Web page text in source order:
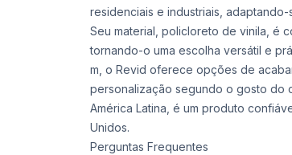
residenciais e industriais, adaptando-
Seu material, policloreto de vinila, é
tornando-o uma escolha versátil e
m, o Revid oferece opções de
personalização segundo o gosto do
América Latina, é um produto
Unidos.
Perguntas Frequentes